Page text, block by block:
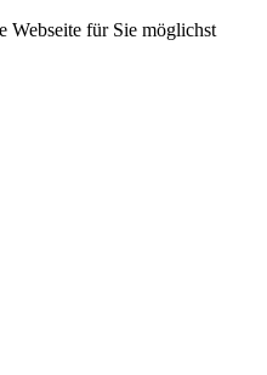
Webseite für Sie möglichst